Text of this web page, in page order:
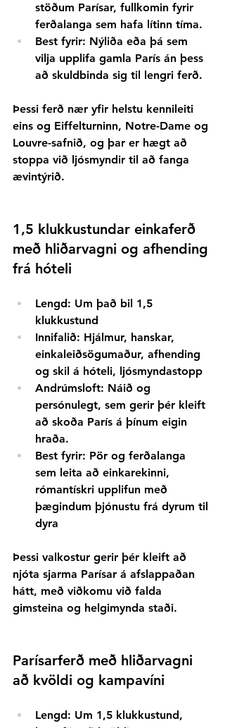
stöðum Parísar, fullkomin fyrir
ferðalanga sem hafa lítinn tíma.
Best fyrir: Nýliða eða þá sem
vilja upplifa gamla París án þess
að skuldbinda sig til lengri ferð.
Þessi ferð nær yfir helstu kennileiti
eins og Eiffelturninn, Notre-Dame og
Louvre-safnið, og þar er hægt að
stoppa við ljósmyndir til að fanga
ævintýrið.
1,5 klukkustundar einkaferð
með hliðarvagni og afhending
frá hóteli
Lengd: Um það bil 1,5
klukkustund
Innifalið: Hjálmur, hanskar,
einkaleiðsögumaður, afhending
og skil á hóteli, ljósmyndastopp
Andrúmsloft: Náið og
persónulegt, sem gerir þér kleift
að skoða París á þínum eigin
hraða.
Best fyrir: Pör og ferðalanga
sem leita að einkarekinni,
rómantískri upplifun með
þægindum þjónustu frá dyrum til
dyra
Þessi valkostur gerir þér kleift að
njóta sjarma Parísar á afslappaðan
hátt, með viðkomu við falda
gimsteina og helgimynda staði.
Parísarferð með hliðarvagni
að kvöldi og kampavíni
Lengd: Um 1,5 klukkustund,